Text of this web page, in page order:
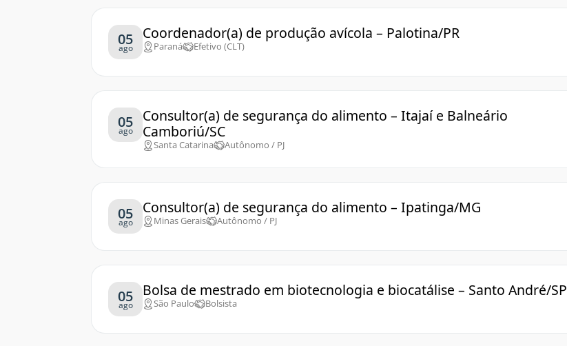
05
ago
Coordenador(a) de produção avícola – Palotina/PR
Paraná Efetivo (CLT)
05
ago
Consultor(a) de segurança do alimento – Itajaí e Balneário
Camboriú/SC
Santa Catarina Autônomo / PJ
05
ago
Consultor(a) de segurança do alimento – Ipatinga/MG
Minas Gerais Autônomo / PJ
05
ago
Bolsa de mestrado em biotecnologia e biocatálise – Santo André/SP
São Paulo Bolsista